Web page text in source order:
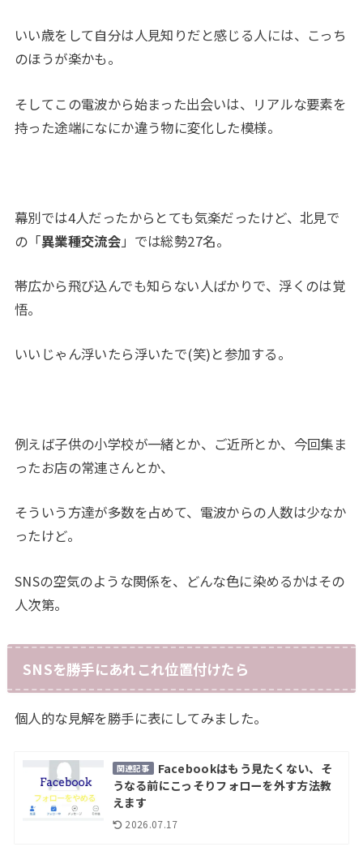
いい歳をして自分は人見知りだと感じる人には、こっち
のほうが楽かも。
そしてこの電波から始まった出会いは、リアルな要素を
持った途端になにか違う物に変化した模様。
幕別では4人だったからとても気楽だったけど、北見で
の「異業種交流会」では総勢27名。
帯広から飛び込んでも知らない人ばかりで、浮くのは覚
悟。
いいじゃん浮いたら浮いたで(笑)と参加する。
例えば子供の小学校が一緒とか、ご近所とか、今回集ま
ったお店の常連さんとか、
そういう方達が多数を占めて、電波からの人数は少なか
ったけど。
SNSの空気のような関係を、どんな色に染めるかはその
人次第。
SNSを勝手にあれこれ位置付けたら
個人的な見解を勝手に表にしてみました。
関連記事
Facebookはもう見たくない、そ
うなる前にこっそりフォローを外す方法教
えます
2026.07.17